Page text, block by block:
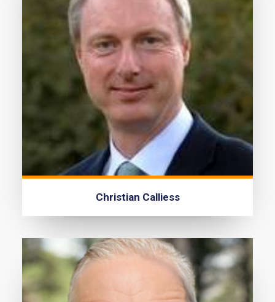
Christian Calliess